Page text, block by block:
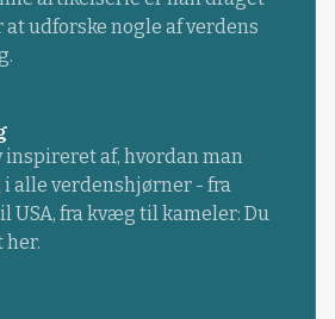
udforske nogle af verdens
af, hvordan man
alle verdenshjørner - fra
USA, fra kvæg til kameler: Du
her.